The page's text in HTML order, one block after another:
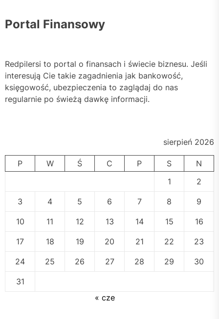
Portal Finansowy
Redpilersi to portal o finansach i świecie biznesu. Jeśli
interesują Cie takie zagadnienia jak bankowość,
księgowość, ubezpieczenia to zaglądaj do nas
regularnie po świeżą dawkę informacji.
sierpień 2026
P W Ś C P S
N
1
2
3 4 5 6 7 8 9
10 11 12 13 14 15 16
17 18 19 20 21 22 23
24 25 26 27 28 29 30
31
« cze